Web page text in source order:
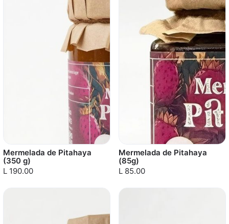
Mermelada de Pitahaya
(350 g)
L 190.00
Mermelada de Pitahaya
(85g)
L 85.00